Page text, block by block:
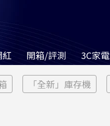
紅 開箱/評測 3C家電
「全新」庫存機